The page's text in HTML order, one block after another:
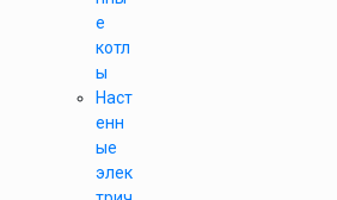
е
котл
ы
Наст
енн
ые
элек